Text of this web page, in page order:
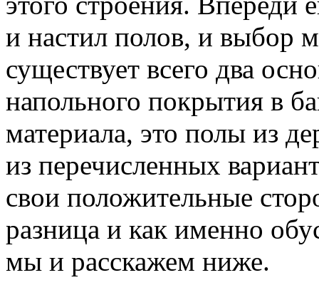
и настил полов, и выбор
существует всего два
напольного покрытия в
материала, это полы из
из перечисленных
свои положительные
разница и как именно
мы и расскажем ниже.